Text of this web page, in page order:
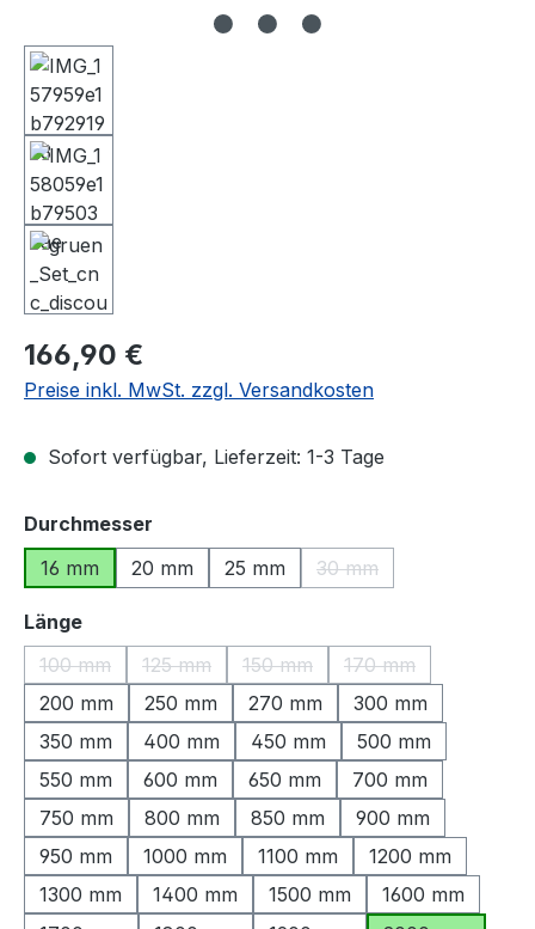
Regulärer Preis:
166,90 €
Preise inkl. MwSt. zzgl. Versandkosten
Sofort verfügbar, Lieferzeit: 1-3 Tage
Durchmesser
16 mm
20 mm 25 mm 30 mm
(Diese Option ist
Längeauswählen
100 mm
(Diese Option ist zurzeit nicht verfügbar.)
125 mm
(Diese Option ist zurzeit nicht verfügbar.)
150 mm
(Diese Option ist zurzeit nicht
170 mm
(Diese Option ist
200 mm 250 mm 270 mm
300 mm
350 mm
400 mm 450 mm
500 mm
550 mm
600 mm 650 mm
700 mm
750 mm
800 mm 850 mm
900 mm
950 mm
1000 mm 1100 mm
1200 mm
1300 mm
1400 mm 1500 mm
1600 mm